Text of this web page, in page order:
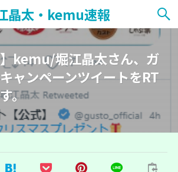
晶太・kemu速報
kemu/堀江晶太さん、ガ
ャンペーンツイートをRT
。